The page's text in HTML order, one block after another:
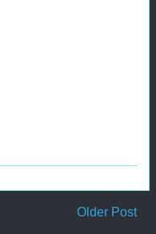
Older Post